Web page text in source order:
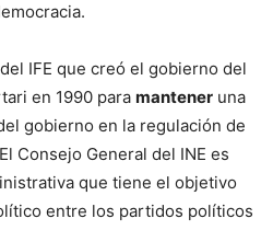
IFE que creó el gobierno del
en 1990 para mantener una
gobierno en la regulación de
Consejo General del INE es
que tiene el objetivo
entre los partidos políticos